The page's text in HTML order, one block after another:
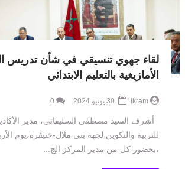
لقاء جهوي تنسيقي في شأن تدريس
الأمازيغية بالتعليم الابتدائي
ikram
0
أشرف السيد مصطفى السليفاني، مدير
للتربية والتكوين لجهة بني ملال-خنيفرة،يوم
،بحضور كل من مدير المركز الج...